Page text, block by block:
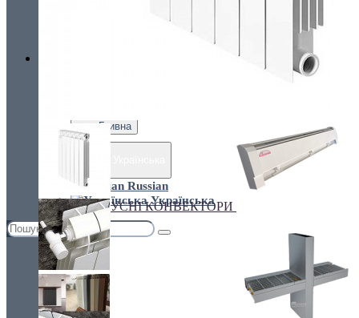
Україна, м. Київ, вул. Кирилівська, 160А
грн. Гривна
Russian
Українська
ПЛІНТУСНІ КОНВЕКТОРИ